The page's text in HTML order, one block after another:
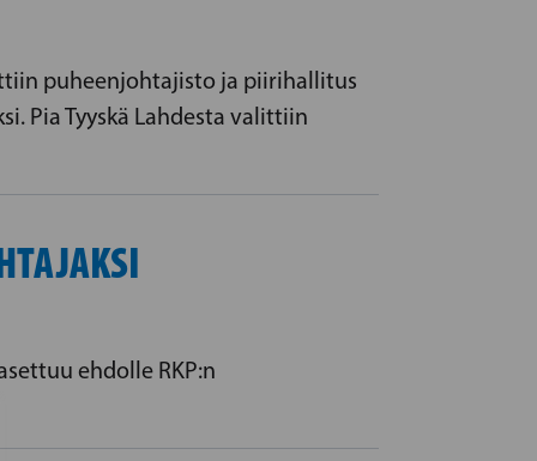
puheenjohtajisto ja piirihallitus
Pia Tyyskä Lahdesta valittiin
ehdolle RKP:n